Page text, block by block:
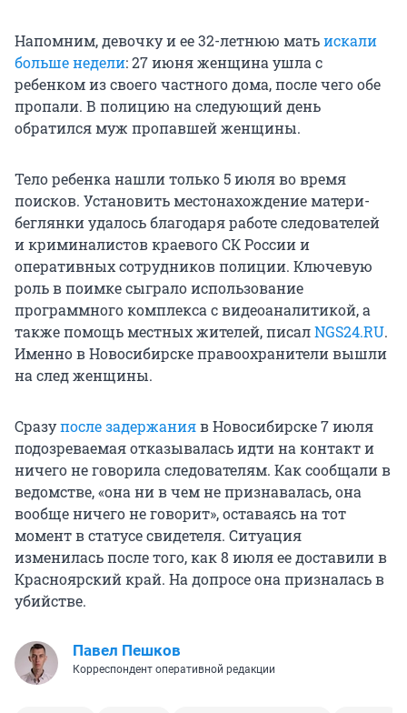
Напомним, девочку и ее 32-летнюю матьискали
больше недели: 27 июня женщина ушла с
ребенком из своего частного дома, после чего обе
пропали. В полицию на следующий день
обратился муж пропавшей женщины.
Тело ребенка нашли только 5 июля во время
поисков. Установить местонахождение матери-
беглянки удалось благодаря работе следователей
и криминалистов краевого СК России и
оперативных сотрудников полиции. Ключевую
роль в поимке сыграло использование
программного комплекса с видеоаналитикой, а
также помощь местных жителей, писалNGS24.RU.
Именно в Новосибирске правоохранители вышли
на след женщины.
Сразупосле задержанияв Новосибирске 7 июля
подозреваемая отказывалась идти на контакт и
ничего не говорила следователям. Как сообщали в
ведомстве, «она ни в чем не признавалась, она
вообще ничего не говорит», оставаясь на тот
момент в статусе свидетеля. Ситуация
изменилась после того, как 8 июля ее доставили в
Красноярский край. На допросе она призналась в
убийстве.
Павел Пешков
Корреспондент оперативной редакции